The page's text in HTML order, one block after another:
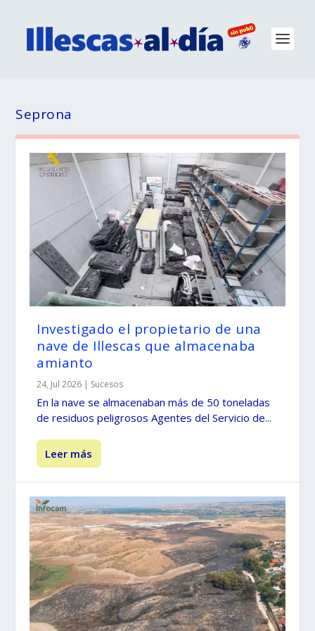
Seprona
Investigado el propietario de una
nave de Illescas que almacenaba
amianto
24, Jul 2026 | Sucesos
En la nave se almacenaban más de 50 toneladas
de residuos peligrosos Agentes del Servicio de...
Leer más